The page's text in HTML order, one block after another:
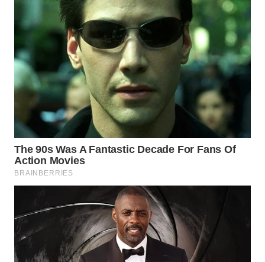
WN
WN
BOGOR
WN
DEPOK
WN
TAPANULI
WN
WN